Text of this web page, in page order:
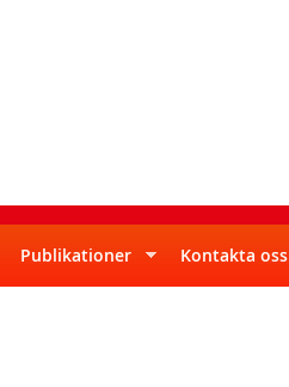
Publikationer Kontakta oss